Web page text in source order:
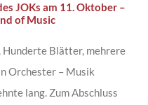
JOKs am 11. Oktober –
of Music
Hunderte Blätter, mehrere
Orchester – Musik
lang. Zum Abschluss